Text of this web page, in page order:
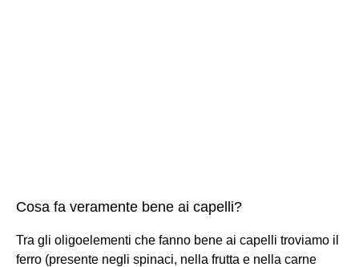
Cosa fa veramente bene ai capelli?
Tra gli oligoelementi che fanno bene ai capelli troviamo il
ferro (presente negli spinaci, nella frutta e nella carne